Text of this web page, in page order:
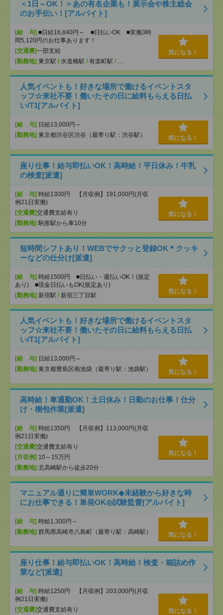
＜1日～OK！＞あの有名企業も！展示会や株主総会
のお手伝い！[アルバイト]
[給 与] ■日給16,840円～ ■日払いOK ■実働3時
間5,120円のお仕事あります！
[交通費]一部支給
[勤務地] 東京駅 / 水道橋駅 / 有楽町駅 / …
気になる！
人気イベントも！好きな場所で働けるイベントスタ
ッフ☆来社不要！働いたその日に給料もらえる日払
い/T1[アルバイト]
[給 与] 日給13,000円～
[勤務地] 東京都渋谷区渋谷（最寄り駅：渋谷駅） 気になる！
座り仕事！給与即払いOK！高時給！平日休み！牛乳
の検査[派遣]
[給 与] 時給1300円 【月収例】191,000円(月収
例21日実働)
[交通費]交通費支給有り
[勤務地] 駒形駅から車10分
気になる！
短時間シフトあり！WEBでサクッと登録OK＊クッキ
ーなどの仕分け[派遣]
[給 与] 時給1500円 ■日払い・週払いOK！(規定
あり) ■現金日払いもOK(規定あり)
[勤務地] 新宿駅 / 新宿三丁目駅
気になる！
人気イベントも！好きな場所で働けるイベントスタ
ッフ☆来社不要！働いたその日に給料もらえる日払
い/T1[アルバイト]
[給 与] 日給13,000円～
[勤務地] 東京都豊島区南池袋（最寄り駅：池袋駅） 気になる！
高時給！車通勤OK！土日休み！日勤のお仕事！仕分
け・梱包作業[派遣]
[給 与] 時給1350円 【月収例】113,000円(月収
例21日実働)
[交通費]交通費支給有り
[月収例] 10～15万円
[勤務地] 北高崎駅から徒歩20分
気になる！
マニュアル通りに簡単WORK◆未経験から好きな時
にお仕事できる！単発OK◎試験監督[アルバイト]
[給 与] 時給1,300円～
[勤務地] 群馬県高崎市八島町（最寄り駅：高崎駅） 気になる！
座り仕事！給与即払いOK！高時給！検査・箱詰め作
業など[派遣]
[給 与] 時給1250円 【月収例】203,000円(月収
例21日実働)
[交通費]交通費支給有り
気になる！